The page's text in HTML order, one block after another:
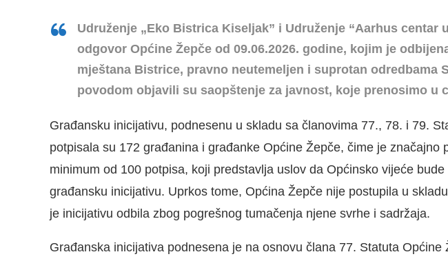
Udruženje „Eko Bistrica Kiseljak” i Udruženje “Aarhus centar
odgovor Općine Žepče od 09.06.2026. godine, kojim je
mještana Bistrice, pravno neutemeljen i suprotan odredbama
povodom objavili su saopštenje za javnost, koje prenosimo u
Građansku inicijativu, podnesenu u skladu sa članovima 77., 78. i 79.
potpisala su 172 građanina i građanke Općine Žepče, čime je značajno
minimum od 100 potpisa, koji predstavlja uslov da Općinsko vijeće
građansku inicijativu. Uprkos tome, Općina Žepče nije postupila u
je inicijativu odbila zbog pogrešnog tumačenja njene svrhe i sadržaja.
Građanska inicijativa podnesena je na osnovu člana 77. Statuta Općine